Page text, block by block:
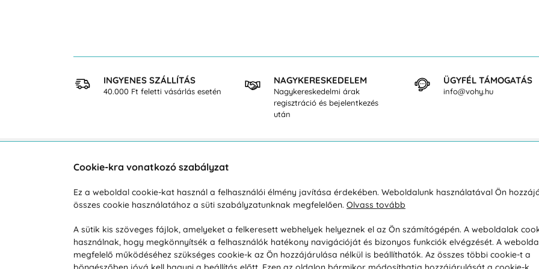
INGYENES SZÁLLÍTÁS
40.000 Ft feletti vásárlás esetén
NAGYKERESKEDELEM
Nagykereskedelmi árak
regisztráció és bejelentkezés
után
ÜGYFÉL TÁMOGATÁS
info@vohy.hu
Hétköznap 8:00-tól 16:00-ig
info@vohy.hu
Reklamáció / Áru visszaküldése
Szállítás és fizetés
Üzleti feltételek
Visszaküldési politika
Társaságról
Magánélet
Tanácsadó iroda
Cookie-kra vonatkozó szabályzat
Ez a weboldal cookie-kat használ a felhasználói élmény javítása érdekében. Weboldalunk használatával Ön
összes cookie használatához a süti szabályzatunknak megfelelően. Olvass tovább
A sütik kis szöveges fájlok, amelyeket a felkeresett webhelyek helyeznek el az Ön számítógépén. A weboldalak
használnak, hogy megkönnyítsék a felhasználók hatékony navigációját és bizonyos funkciók elvégzését. A
megfelelő működéséhez szükséges cookie-k az Ön hozzájárulása nélkül is beállíthatók. Az összes többi cookie-t a